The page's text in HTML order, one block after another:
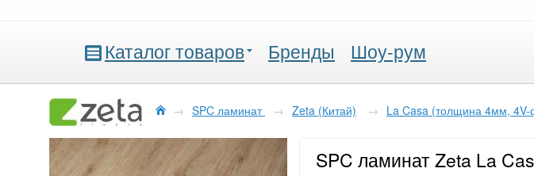
Каталог товаров Бренды Шоу-рум
→ SPC ламинат → Zeta (Китай) → La Casa (толщина 4мм, 4V-
SPC ламинат Zeta La